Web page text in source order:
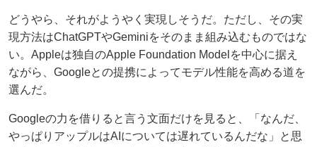
どうやら、それがようやく実現しそうだ。ただし、その実
現方法はChatGPTやGeminiをそのまま組み込むものではな
い。Appleは独自のApple Foundation Modelを中心に据え
ながら、Googleとの提携によってモデル性能を高める道を
選んだ。
Googleの力を借りると言う文面だけを見ると、「なんだ、
やっぱりアップルはAIについては遅れているんだな」と思